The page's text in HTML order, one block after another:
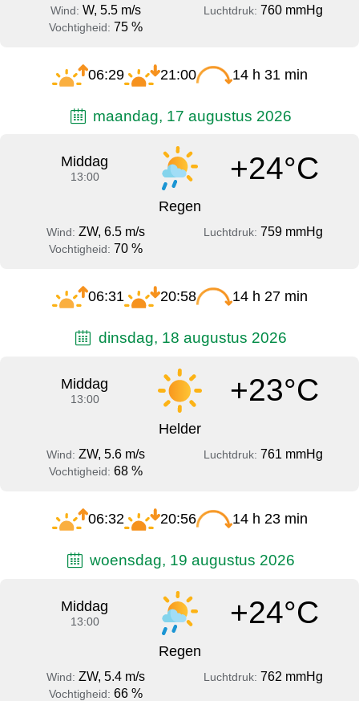
Wind: W, 5.5 m/s Luchtdruk: 760 mmHg
Vochtigheid: 75 %
06:29 21:00 14 h 31 min
maandag, 17 augustus 2026
Middag
13:00 +24°C
Regen
Wind: ZW, 6.5 m/s Luchtdruk: 759 mmHg
Vochtigheid: 70 %
06:31 20:58 14 h 27 min
dinsdag, 18 augustus 2026
Middag
13:00 +23°C
Helder
Wind: ZW, 5.6 m/s Luchtdruk: 761 mmHg
Vochtigheid: 68 %
06:32 20:56 14 h 23 min
woensdag, 19 augustus 2026
Middag
13:00 +24°C
Regen
Wind: ZW, 5.4 m/s Luchtdruk: 762 mmHg
Vochtigheid: 66 %